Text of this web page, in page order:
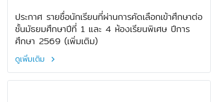
ประกาศ รายชื่อนักเรียนที่ผ่านการคัดเลือกเข้าศึกษาต่อ
ชั้นมัธยมศึกษาปีที่ 1 และ 4 ห้องเรียนพิเศษ ปีการ
ศึกษา 2569 (เพิ่มเติม)
ดูเพิ่มเติม